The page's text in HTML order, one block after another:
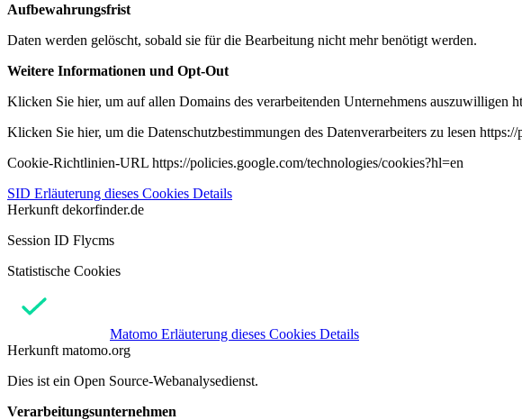
Aufbewahrungsfrist
Daten werden gelöscht, sobald sie für die Bearbeitung nicht mehr benötigt werden.
Weitere Informationen und Opt-Out
Klicken Sie hier, um auf allen Domains des verarbeitenden Unternehmens auszuwilligen
Klicken Sie hier, um die Datenschutzbestimmungen des Datenverarbeiters zu lesen
Cookie-Richtlinien-URL https://policies.google.com/technologies/cookies?hl=en
SID Erläuterung dieses Cookies Details
Herkunft dekorfinder.de
Session ID Flycms
Statistische Cookies
Matomo Erläuterung dieses Cookies Details
Herkunft matomo.org
Dies ist ein Open Source-Webanalysedienst.
Verarbeitungsunternehmen